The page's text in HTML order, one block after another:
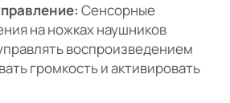
Сенсорные
на ножках наушников
воспроизведением
громкость и активировать